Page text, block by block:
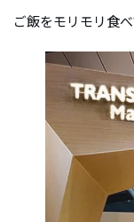
ご飯をモリモリ食